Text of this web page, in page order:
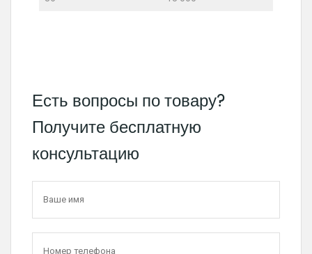
Есть вопросы по товару?
Получите бесплатную
консультацию